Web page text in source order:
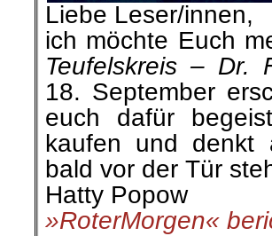
Liebe Leser/innen,
ich möchte Euch
Teufelskreis – Dr.
18. September
euch dafür
kaufen und denkt
bald vor der Tür
Hatty Popow
»RoterMorgen«